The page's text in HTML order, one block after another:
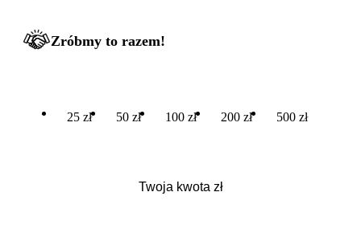
Zróbmy to razem!
25 zł 50 zł 100 zł 200 zł 500 zł